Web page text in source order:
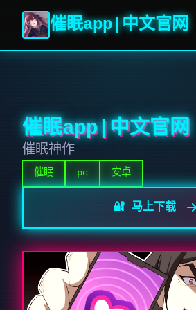
催眠app|中文官网
催眠app|中文官网
催眠神作
催眠 pc 安卓
🔐 马上下载